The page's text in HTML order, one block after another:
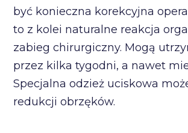
być konieczna korekcyjna
to z kolei naturalne reakcja
zabieg chirurgiczny. Mogą
przez kilka tygodni, a nawet
Specjalna odzież uciskowa
redukcji obrzęków.